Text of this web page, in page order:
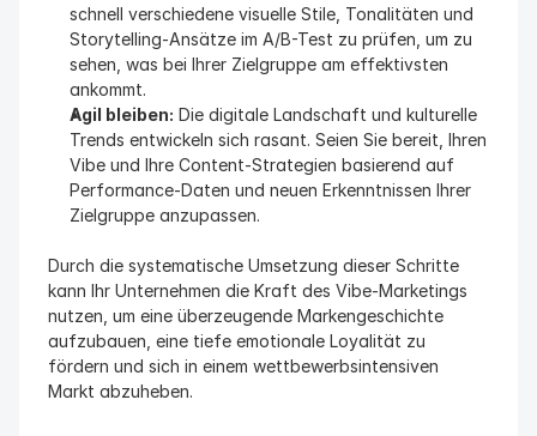
schnell verschiedene visuelle Stile, Tonalitäten und
Storytelling-Ansätze im A/B-Test zu prüfen, um zu
sehen, was bei Ihrer Zielgruppe am effektivsten
ankommt.
Agil bleiben: Die digitale Landschaft und kulturelle
Trends entwickeln sich rasant. Seien Sie bereit, Ihren
Vibe und Ihre Content-Strategien basierend auf
Performance-Daten und neuen Erkenntnissen Ihrer
Zielgruppe anzupassen.
Durch die systematische Umsetzung dieser Schritte
kann Ihr Unternehmen die Kraft des Vibe-Marketings
nutzen, um eine überzeugende Markengeschichte
aufzubauen, eine tiefe emotionale Loyalität zu
fördern und sich in einem wettbewerbsintensiven
Markt abzuheben.